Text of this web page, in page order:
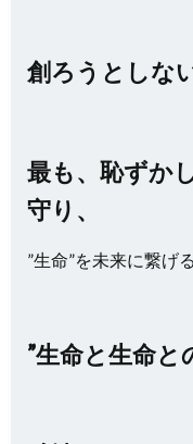
創ろうとしな
最も、恥ずか
守り、
”生命”を未来に繋げ
”生命と生命と